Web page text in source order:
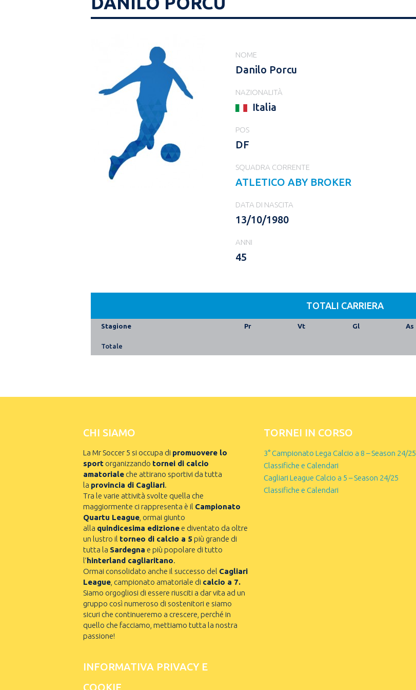
NOME
Danilo Porcu
NAZIONALITÀ
Italia
POS
DF
SQUADRA CORRENTE
ATLETICO ABY BROKER
DATA DI NASCITA
13/10/1980
ANNI
45
TOTALI CARRIERA
Stagione Pr Vt Gl As
Totale
CHI SIAMO
La Mr Soccer 5 si occupa di promuovere lo
sport organizzando tornei di calcio
amatoriale che attirano sportivi da tutta
la provincia di Cagliari.
Tra le varie attività svolte quella che
maggiormente ci rappresenta è il Campionato
Quartu League , ormai giunto
alla quindicesima edizione e diventato da oltre
un lustro il torneo di calcio a 5 più grande di
tutta la Sardegna e più popolare di tutto
l’hinterland cagliaritano.
Ormai consolidato anche il successo del Cagliari
League , campionato amatoriale di calcio a 7.
Siamo orgogliosi di essere riusciti a dar vita ad un
gruppo così numeroso di sostenitori e siamo
sicuri che continueremo a crescere, perché in
quello che facciamo, mettiamo tutta la nostra
passione!
INFORMATIVA PRIVACY E
COOKIE
TORNEI IN CORSO
3° Campionato Lega Calcio a 8 – Season 24/25
Classifiche e Calendari
Cagliari League Calcio a 5 – Season 24/25
Classifiche e Calendari